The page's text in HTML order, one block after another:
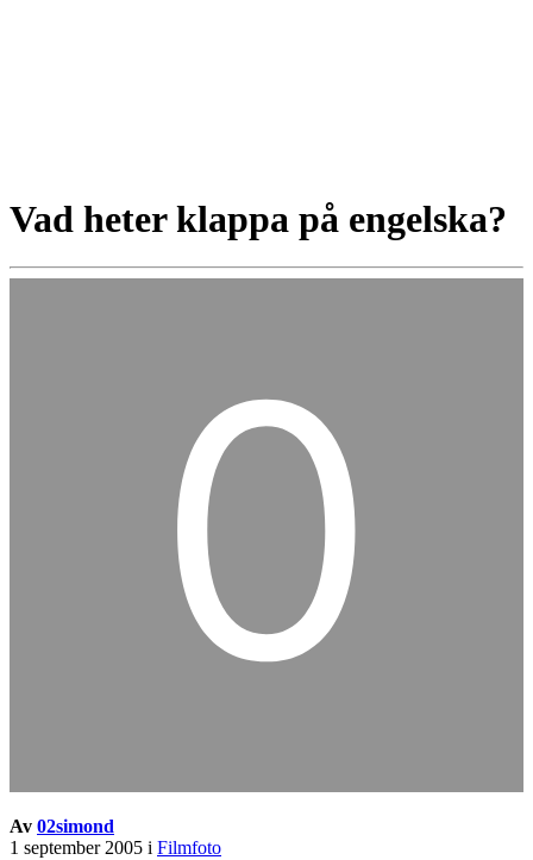
Vad heter klappa på engelska?
Av 02simond
1 september 2005 i Filmfoto